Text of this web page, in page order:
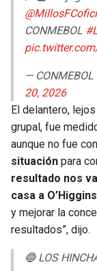
CONMEBOL
—
20, 2026
El delantero,
grupal, fue
aunque no fue
situación para
resultado nos
casa a O’Higgins
y mejorar la
resultados”, dijo.
🔵 LOS